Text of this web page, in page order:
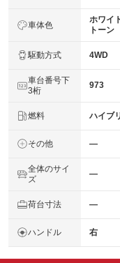
車体色
ホワイ
トーン
駆動方式 4WD
車台番号下
3桁
973
燃料 ハイブ
その他 ―
全体のサイ
ズ
―
荷台寸法 ―
ハンドル 右